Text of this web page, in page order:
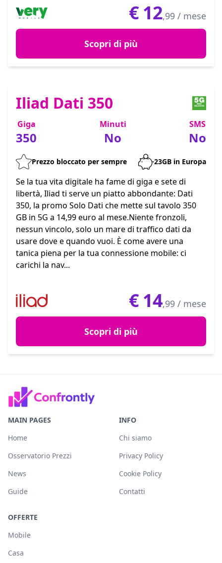
€12,99 / mese
Scopri di più
Iliad Dati 350
Giga
350
Minuti
No
SMS
No
Prezzo bloccato per sempre 23GB in Europa
Se la tua vita digitale ha fame di giga e sete di
libertà, Iliad ti serve un piatto abbondante: Dati
350, la promo Solo Dati che mette sul tavolo 350
GB in 5G a 14,99 euro al mese.Niente fronzoli,
nessun vincolo, solo un mare di traffico dati da
usare dove e quando vuoi. È come avere una
tanica piena per la tua connessione mobile: ci
carichi la nav...
€14,99 / mese
Scopri di più
MAIN PAGES
Home
Osservatorio Prezzi
News
Guide
INFO
Chi siamo
Privacy Policy
Cookie Policy
Contatti
OFFERTE
Mobile
Casa